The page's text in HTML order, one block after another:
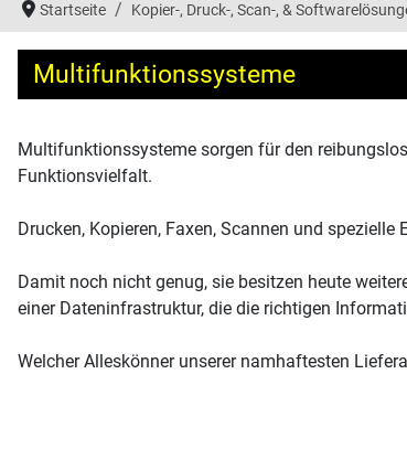
Startseite Kopier-, Druck-, Scan-, &
Multifunktionssysteme
Multifunktionssysteme sorgen für den
Funktionsvielfalt.
Drucken, Kopieren, Faxen, Scannen und
Damit noch nicht genug, sie besitzen heute
einer Dateninfrastruktur, die die richtigen
Welcher Alleskönner unserer namhaftesten